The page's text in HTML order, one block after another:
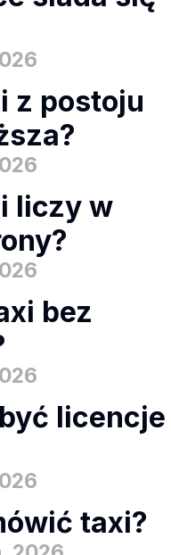
z postoju
liczy w
bez
licencje
taxi?